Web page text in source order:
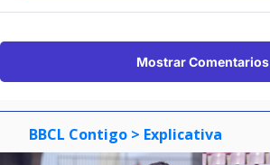
Mostrar Comentarios
BBCL Contigo > Explicativa